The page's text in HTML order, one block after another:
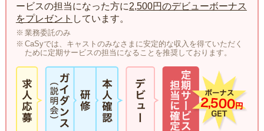
ービスの担当になった方に2,500円のデビューボーナス
をプレゼント しています。
業務委託のみ
CaSyでは、キャストのみなさまに安定的な収入を得ていただく
ために定期サービスの担当になることを推奨しております。